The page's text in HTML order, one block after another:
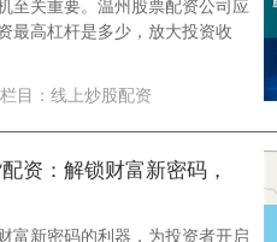
至关重要。温州股票配资公司应
最高杠杆是多少，放大投资收
栏目： 线上炒股配资
资：解锁财富新密码，
富新密码的利器，为投资者开启